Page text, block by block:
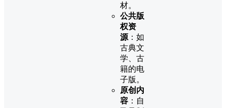
材。
公共版
权资
源 ：如
古典文
学、古
籍的电
子版。
原创内
容 ：自